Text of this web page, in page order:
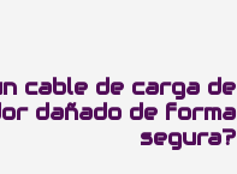
cable de carga de
dañado de forma
segura?